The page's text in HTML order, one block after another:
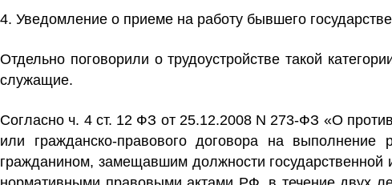
4. Уведомление о приеме на работу бывшего
Отдельно поговорили о трудоустройстве такой
служащие.
Согласно ч. 4 ст. 12 ФЗ от 25.12.2008 N 273-ФЗ «О
или гражданско-правового договора на выполнение
гражданином, замещавшим должности государственной